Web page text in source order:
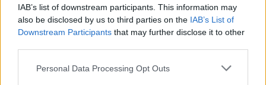
IAB’s list of downstream participants. This information may
also be disclosed by us to third parties on the IAB’s List of
Downstream Participants that may further disclose it to other
Please note that this website/app uses one or more Google
Personal Data Processing Opt Outs